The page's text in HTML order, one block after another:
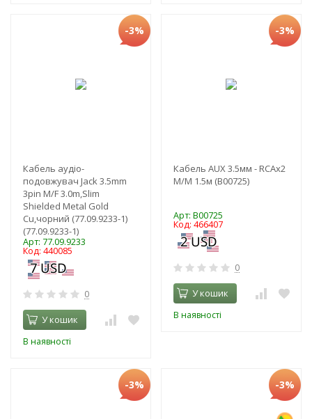
-3%
Кабель аудіо-
подовжувач Jack 3.5mm
3pin M/F 3.0m,Slim
Shielded Metal Gold
Cu,чорний (77.09.9233-1)
(77.09.9233-1)
Арт: 77.09.9233
Код: 440085
0
У кошик
В наявності
-3%
Кабель AUX 3.5мм - RCAx2
M/M 1.5м (B00725)
Арт: B00725
Код: 466407
0
У кошик
В наявності
-3% -3%